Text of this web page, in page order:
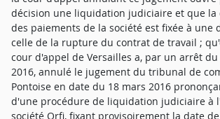
décision une liquidation judiciaire et que la
des paiements de la société est fixée à une
celle de la rupture du contrat de travail ;
cour d'appel de Versailles a, par un arrêt
2016, annulé le jugement du tribunal de
Pontoise en date du 18 mars 2016
d'une procédure de liquidation judiciaire à
société Orfi, fixant provisoirement la date